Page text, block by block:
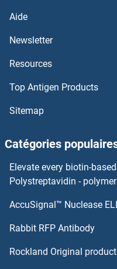
Aide
Newsletter
Resources
Top Antigen Products
Sitemap
Catégories
Elevate every biotin-
Polystreptavidin -
AccuSignal™ Nuclease
Rabbit RFP Antibody
Rockland Original